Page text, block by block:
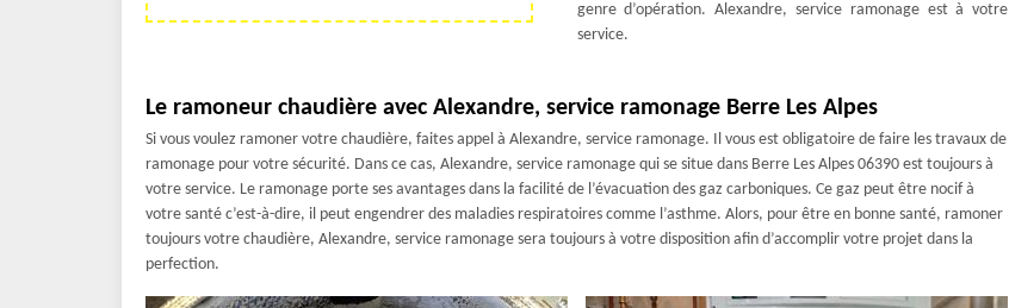
genre d’opération. Alexandre, service ramonage est à votre
service.
Le ramoneur chaudière avec Alexandre, service ramonage Berre Les Alpes
Si vous voulez ramoner votre chaudière, faites appel à Alexandre, service ramonage. Il vous est obligatoire de faire les travaux de
ramonage pour votre sécurité. Dans ce cas, Alexandre, service ramonage qui se situe dans Berre Les Alpes 06390 est toujours à
votre service. Le ramonage porte ses avantages dans la facilité de l’évacuation des gaz carboniques. Ce gaz peut être nocif à
votre santé c’est-à-dire, il peut engendrer des maladies respiratoires comme l’asthme. Alors, pour être en bonne santé, ramoner
toujours votre chaudière, Alexandre, service ramonage sera toujours à votre disposition afin d’accomplir votre projet dans la
perfection.